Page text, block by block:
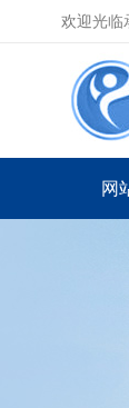
欢迎光临
网